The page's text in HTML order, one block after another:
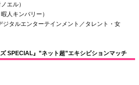
エル）
人キンバリー）
ジタルエンターテインメント／タレント・女
SPECIAL』”ネット超”エキシビションマッチ